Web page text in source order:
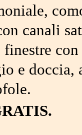
canali
finestre
e